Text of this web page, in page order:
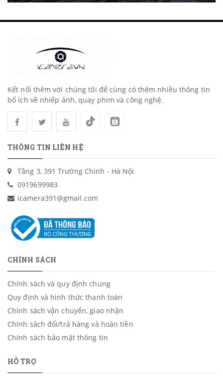
Kết nối thêm với chúng tôi để cùng có thêm nhiều thông tin
bổ ích về nhiếp ảnh, quay phim và công nghệ.
THÔNG TIN LIÊN HỆ
Tầng 3, 391 Trường Chinh - Hà Nội
0919699983
icamera391@gmail.com
CHÍNH SÁCH
Chính sách và quy định chung
Quy định và hình thức thanh toán
Chính sách vận chuyển, giao nhận
Chính sách đổi/trả hàng và hoàn tiền
Chính sách bảo mật thông tin
HỖ TRỢ